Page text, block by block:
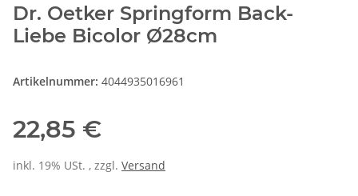
Dr. Oetker Springform Back-
Liebe Bicolor Ø28cm
Artikelnummer: 4044935016961
22,85 €
inkl. 19% USt. , zzgl. Versand